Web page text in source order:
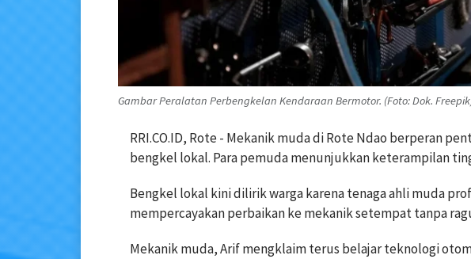
Gambar Peralatan Perbengkelan Kendaraan Bermotor. (Foto: Dok.
RRI.CO.ID, Rote - Mekanik muda di Rote Ndao berperan
bengkel lokal. Para pemuda menunjukkan keterampilan
Bengkel lokal kini dilirik warga karena tenaga ahli muda
mempercayakan perbaikan ke mekanik setempat tanpa
Mekanik muda, Arif mengklaim terus belajar teknologi